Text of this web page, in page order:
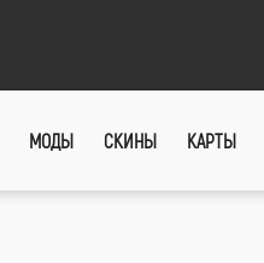
МОДЫ СКИНЫ КАРТЫ